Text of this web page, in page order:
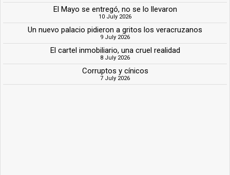
El Mayo se entregó, no se lo llevaron
10 July 2026
Un nuevo palacio pidieron a gritos los veracruzanos
9 July 2026
El cartel inmobiliario, una cruel realidad
8 July 2026
Corruptos y cínicos
7 July 2026